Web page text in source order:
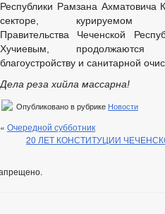
Республики Рамзана Ахматовича
секторе, курируемом
Правительства Чеченской
Хучиевым,
благоустройству и санитарной
Дела реза хийла массарна!
Опубликовано в рубрике Новости
« Очередной субботник
20 ЛЕТ КОНСТИТУЦИИ